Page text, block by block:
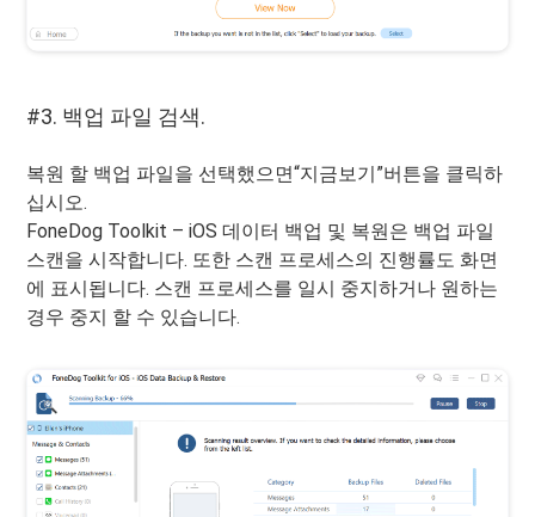
#3. 백업 파일 검색.
복원 할 백업 파일을 선택했으면“지금보기”버튼을 클릭하
십시오.
FoneDog Toolkit – iOS 데이터 백업 및 복원은 백업 파일
스캔을 시작합니다. 또한 스캔 프로세스의 진행률도 화면
에 표시됩니다. 스캔 프로세스를 일시 중지하거나 원하는
경우 중지 할 수 있습니다.